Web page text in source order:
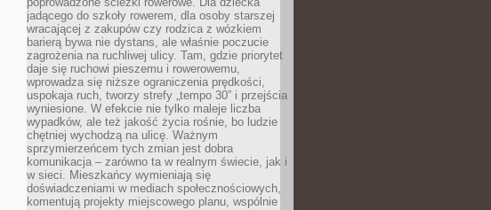
jadącego do szkoły rowerem, dla osoby starszej
wracającej z zakupów czy rodzica z wózkiem
barierą bywa nie dystans, ale właśnie poczucie
zagrożenia na ruchliwej ulicy. Tam, gdzie priorytet
daje się ruchowi pieszemu i rowerowemu,
wprowadza się niższe ograniczenia prędkości,
uspokaja ruch, tworzy strefy „tempo 30” i przejścia
wyniesione. W efekcie nie tylko maleje liczba
wypadków, ale też jakość życia rośnie, bo ludzie
chętniej wychodzą na ulicę. Ważnym
sprzymierzeńcem tych zmian jest dobra
komunikacja – zarówno ta w realnym świecie, jak i
w sieci. Mieszkańcy wymieniają się
doświadczeniami w mediach społecznościowych,
komentują projekty miejscowego planu, wspólnie